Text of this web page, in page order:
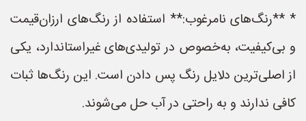
* **رنگ‌های نامرغوب:** استفاده از رنگ‌های ارزان‌قیمت
و بی‌کیفیت، به‌خصوص در تولیدی‌های غیراستاندارد، یکی
از اصلی‌ترین دلایل رنگ پس دادن است. این رنگ‌ها ثبات
کافی ندارند و به راحتی در آب حل می‌شوند.